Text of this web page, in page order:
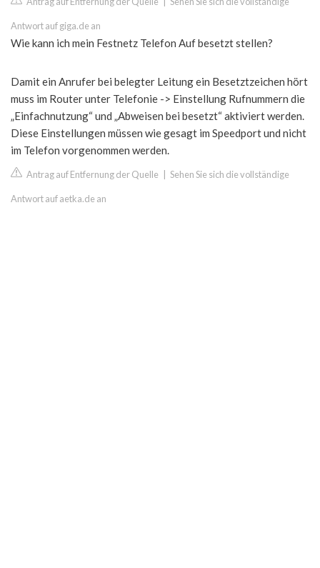
Antwort auf giga.de an
Wie kann ich mein Festnetz Telefon Auf besetzt stellen?
Damit ein Anrufer bei belegter Leitung ein Besetztzeichen hört
muss im Router unter Telefonie -> Einstellung Rufnummern die
„Einfachnutzung“ und „Abweisen bei besetzt“ aktiviert werden.
Diese Einstellungen müssen wie gesagt im Speedport und nicht
im Telefon vorgenommen werden.
Antrag auf Entfernung der Quelle Sehen Sie sich die vollständige
Antwort auf aetka.de an